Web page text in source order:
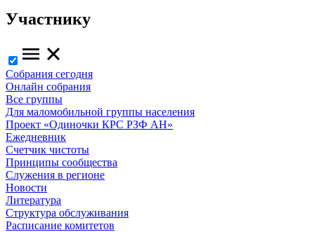
Участнику
Собрания сегодня
Онлайн собрания
Все группы
Для маломобильной группы населения
Проект «Одиночки КРС РЗФ АН»
Ежедневник
Счетчик чистоты
Принципы сообщества
Служения в регионе
Новости
Литература
Структура обслуживания
Расписание комитетов